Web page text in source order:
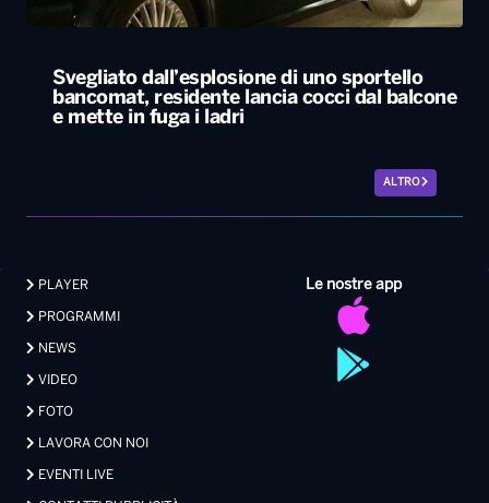
Svegliato dall’esplosione di uno sportello
bancomat, residente lancia cocci dal balcone
e mette in fuga i ladri
ALTRO
Le nostre app
PLAYER
PROGRAMMI
NEWS
VIDEO
FOTO
LAVORA CON NOI
EVENTI LIVE